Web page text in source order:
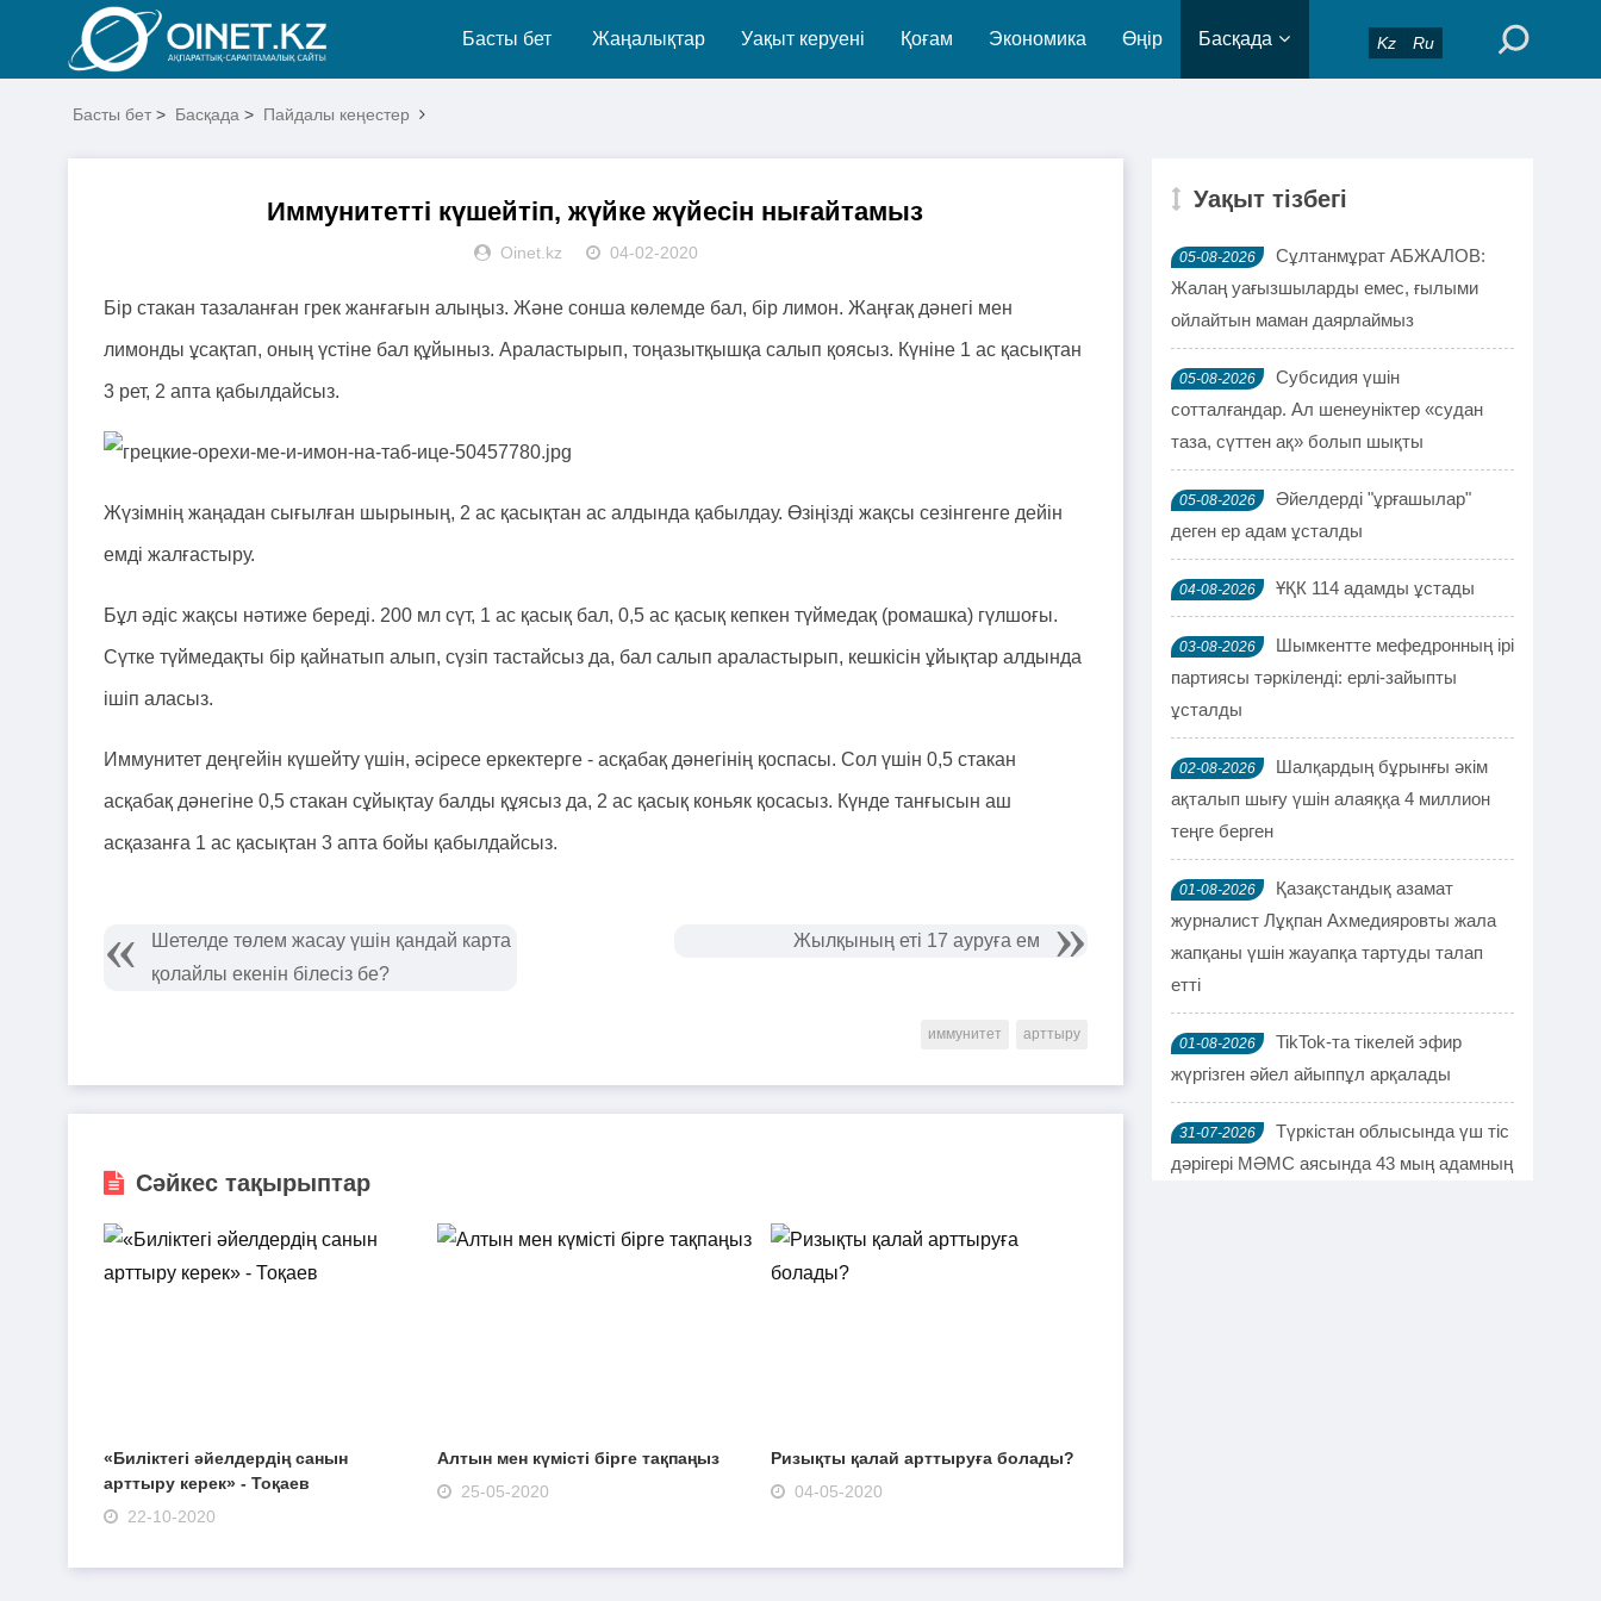
Kz Ru
Басты бет Жаңалықтар Уақыт керуені Қоғам Экономика Өңір Басқада
Басты бет > Басқада > Пайдалы кеңестер
Иммунитетті күшейтіп, жүйке жүйесін нығайтамыз
Oinet.kz 04-02-2020
Бір стакан тазаланған грек жанғағын алыңыз. Және сонша көлемде бал, бір лимон. Жаңғақ дәнегі мен
лимонды ұсақтап, оның үстіне бал құйыныз. Араластырып, тоңазытқышқа салып қоясыз. Күніне 1 ас қасықтан
3 рет, 2 апта қабылдайсыз.
Жүзімнің жаңадан сығылған шырының, 2 ас қасықтан ас алдында қабылдау. Өзіңізді жақсы сезінгенге дейін
емді жалғастыру.
Бұл әдіс жақсы нәтиже береді. 200 мл сүт, 1 ас қасық бал, 0,5 ас қасық кепкен түймедақ (ромашка) гүлшоғы.
Сүтке түймедақты бір қайнатып алып, сүзіп тастайсыз да, бал салып араластырып, кешкісін ұйықтар алдында
ішіп аласыз.
Иммунитет деңгейін күшейту үшін, әсіресе еркектерге - асқабақ дәнегінің қоспасы. Сол үшін 0,5 стакан
асқабақ дәнегіне 0,5 стакан сұйықтау балды құясыз да, 2 ас қасық коньяк қосасыз. Күнде танғысын аш
асқазанға 1 ас қасықтан 3 апта бойы қабылдайсыз.
Шетелде төлем жасау үшін қандай карта
қолайлы екенін білесіз бе?
Жылқының еті 17 ауруға ем
иммунитет арттыру
Сәйкес тақырыптар
«Биліктегі әйелдердің санын
арттыру керек» - Тоқаев
22-10-2020
Алтын мен күмісті бірге тақпаңыз
25-05-2020
Ризықты қалай арттыруға болады?
04-05-2020
Уақыт тізбегі
05-08-2026
Сұлтанмұрат АБЖАЛОВ:
Жалаң уағызшыларды емес, ғылыми
ойлайтын маман даярлаймыз
05-08-2026
Субсидия үшін
сотталғандар. Ал шенеуніктер «судан
таза, сүттен ақ» болып шықты
05-08-2026
Әйелдерді "ұрғашылар"
деген ер адам ұсталды
04-08-2026 ҰҚК 114 адамды ұстады
03-08-2026
Шымкентте мефедронның ірі
партиясы тәркіленді: ерлі-зайыпты
ұсталды
02-08-2026
Шалқардың бұрынғы әкім
ақталып шығу үшін алаяққа 4 миллион
теңге берген
01-08-2026
Қазақстандық азамат
журналист Лұқпан Ахмедияровты жала
жапқаны үшін жауапқа тартуды талап
етті
01-08-2026
TikTok-та тікелей эфир
жүргізген әйел айыппұл арқалады
31-07-2026
Түркістан облысында үш тіс
дәрігері МӘМС аясында 43 мың адамның